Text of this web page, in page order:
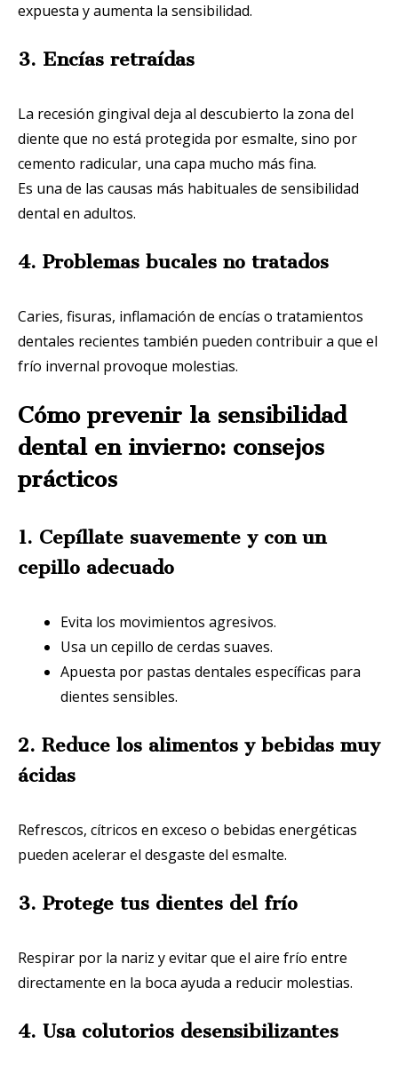
expuesta y aumenta la sensibilidad.
3. Encías retraídas
La recesión gingival deja al descubierto la zona del
diente que no está protegida por esmalte, sino por
cemento radicular, una capa mucho más fina.
Es una de las causas más habituales de sensibilidad
dental en adultos.
4. Problemas bucales no tratados
Caries, fisuras, inflamación de encías o tratamientos
dentales recientes también pueden contribuir a que el
frío invernal provoque molestias.
Cómo prevenir la sensibilidad
dental en invierno: consejos
prácticos
1. Cepíllate suavemente y con un
cepillo adecuado
Evita los movimientos agresivos.
Usa un cepillo de cerdas suaves.
Apuesta por pastas dentales específicas para
dientes sensibles.
2. Reduce los alimentos y bebidas muy
ácidas
Refrescos, cítricos en exceso o bebidas energéticas
pueden acelerar el desgaste del esmalte.
3. Protege tus dientes del frío
Respirar por la nariz y evitar que el aire frío entre
directamente en la boca ayuda a reducir molestias.
4. Usa colutorios desensibilizantes